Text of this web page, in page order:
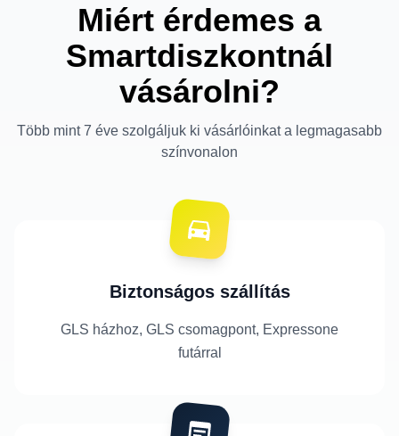
Miért érdemes a
Smartdiszkontnál
vásárolni?
Több mint 7 éve szolgáljuk ki vásárlóinkat a legmagasabb
színvonalon
Biztonságos szállítás
GLS házhoz, GLS csomagpont, Expressone
futárral